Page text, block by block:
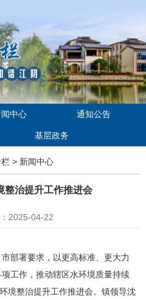
闻中心 通知公告
基层政务
> 新闻中心
整治提升工作推进会
2025-04-22
部署要求，以更高标准、更大力
工作，推动辖区水环境质量持续
境整治提升工作推进会。镇领导沈